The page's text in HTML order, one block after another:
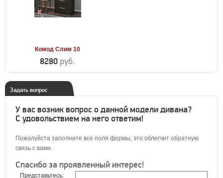
Комод Слим 10
8280 руб.
Задать вопрос
У вас возник вопрос о данной модели дивана?
С удовольствием на него ответим!
Пожалуйста заполните все поля формы, это облегчит обратную
связь с вами.
Спасибо за проявленный интерес!
Представьтесь: